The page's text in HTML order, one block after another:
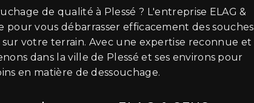
de qualité à Plessé ? L'entreprise ELAG &
pour vous débarrasser efficacement des souches
votre terrain. Avec une expertise reconnue et
dans la ville de Plessé et ses environs pour
en matière de dessouchage.